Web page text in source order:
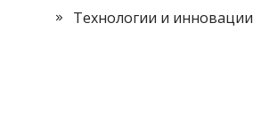
Технологии и инновации